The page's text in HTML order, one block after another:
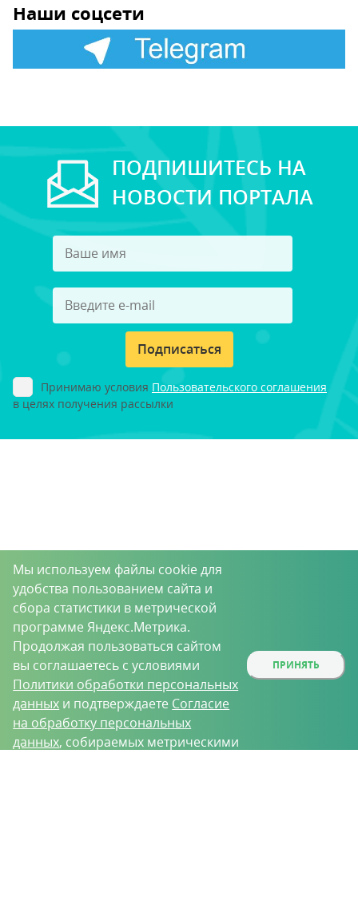
Наши соцсети
ПОДПИШИТЕСЬ НА
НОВОСТИ ПОРТАЛА
Подписаться
Принимаю условия Пользовательского соглашения
в целях получения рассылки
Мы используем файлы cookie для
удобства пользованием сайта и
сбора статистики в метрической
программе Яндекс.Метрика.
Продолжая пользоваться сайтом
вы соглашаетесь с условиями
Политики обработки персональных
данных и подтверждаете Согласие
на обработку персональных
данных, собираемых метрическими
ПРИНЯТЬ